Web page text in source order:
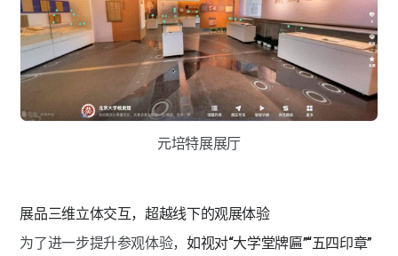
元培特展展厅
展品三维立体交互，超越线下的观展体验
为了进一步提升参观体验， 如视对“大学堂牌匾”“五四印章”